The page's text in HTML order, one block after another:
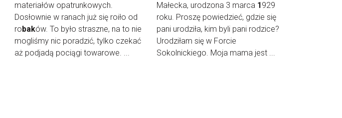
materiałów opatrunkowych.
Dosłownie w ranach już się roiło od
robaków. To było straszne, na to nie
mogliśmy nic poradzić, tylko czekać
aż podjadą pociągi towarowe. ...
Małecka, urodzona 3 marca 1929
roku. Proszę powiedzieć, gdzie się
pani urodziła, kim byli pani rodzice?
Urodziłam się w Forcie
Sokolnickiego. Moja mama jest ...